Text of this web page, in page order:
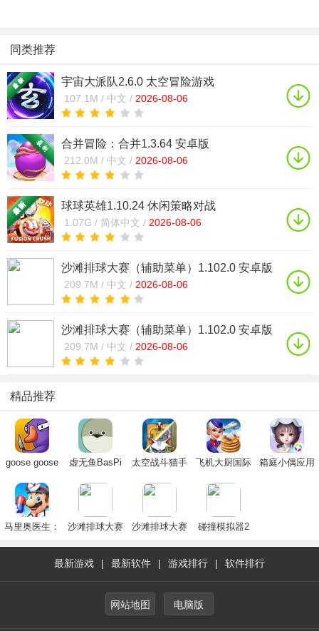
同类推荐
宇宙大派队2.6.0 太空冒险游戏
107.1M / 中文 / 2026-08-06
合并冒险：合并1.3.64 安卓版
212.0M / 中文 / 2026-08-06
球球英雄1.10.24 休闲策略对战
1.07G / 简体中文 / 2026-08-06
沙滩排球大赛（辅助菜单）1.102.0 安卓版
内置菜单修改器
209.7M / 中文 / 2026-08-06
沙滩排球大赛（辅助菜单）1.102.0 安卓版
内置辅助菜单
209.7M / 中文 / 2026-08-06
精品推荐
goose goose
方下载2024最
新版
虚无鱼BasPi
版
太空战斗猫手
最新版(Space
飞机大厨国际
2025官方最新
Chefs)
箱庭小偶应用
马里奥医生：
沙滩排球大赛
沙滩排球大赛
碰撞模拟器2
最新游戏 | 最新软件 | 游戏排行 | 软件排行
网站地图 电脑版